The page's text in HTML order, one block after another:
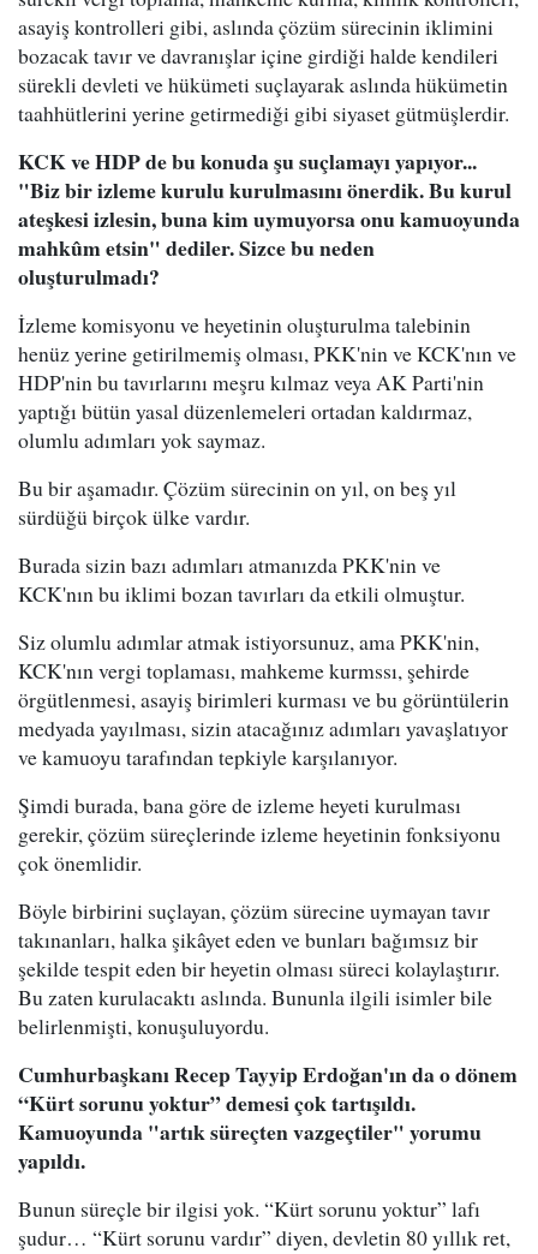
asayiş kontrolleri gibi, aslında çözüm sürecinin iklimini
bozacak tavır ve davranışlar içine girdiği halde kendileri
sürekli devleti ve hükümeti suçlayarak aslında hükümetin
taahhütlerini yerine getirmediği gibi siyaset gütmüşlerdir.
KCK ve HDP de bu konuda şu suçlamayı yapıyor...
"Biz bir izleme kurulu kurulmasını önerdik. Bu kurul
ateşkesi izlesin, buna kim uymuyorsa onu kamuoyunda
mahkûm etsin" dediler. Sizce bu neden
oluşturulmadı?
İzleme komisyonu ve heyetinin oluşturulma talebinin
henüz yerine getirilmemiş olması, PKK'nin ve KCK'nın ve
HDP'nin bu tavırlarını meşru kılmaz veya AK Parti'nin
yaptığı bütün yasal düzenlemeleri ortadan kaldırmaz,
olumlu adımları yok saymaz.
Bu bir aşamadır. Çözüm sürecinin on yıl, on beş yıl
sürdüğü birçok ülke vardır.
Burada sizin bazı adımları atmanızda PKK'nin ve
KCK'nın bu iklimi bozan tavırları da etkili olmuştur.
Siz olumlu adımlar atmak istiyorsunuz, ama PKK'nin,
KCK'nın vergi toplaması, mahkeme kurmssı, şehirde
örgütlenmesi, asayiş birimleri kurması ve bu görüntülerin
medyada yayılması, sizin atacağınız adımları yavaşlatıyor
ve kamuoyu tarafından tepkiyle karşılanıyor.
Şimdi burada, bana göre de izleme heyeti kurulması
gerekir, çözüm süreçlerinde izleme heyetinin fonksiyonu
çok önemlidir.
Böyle birbirini suçlayan, çözüm sürecine uymayan tavır
takınanları, halka şikâyet eden ve bunları bağımsız bir
şekilde tespit eden bir heyetin olması süreci kolaylaştırır.
Bu zaten kurulacaktı aslında. Bununla ilgili isimler bile
belirlenmişti, konuşuluyordu.
Cumhurbaşkanı Recep Tayyip Erdoğan'ın da o dönem
“Kürt sorunu yoktur” demesi çok tartışıldı.
Kamuoyunda "artık süreçten vazgeçtiler" yorumu
yapıldı.
Bunun süreçle bir ilgisi yok. “Kürt sorunu yoktur” lafı
şudur… “Kürt sorunu vardır” diyen, devletin 80 yıllık ret,